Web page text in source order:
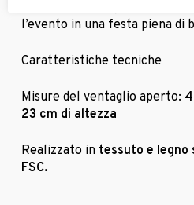
l’evento in una festa piena
Caratteristiche tecniche
Misure del ventaglio aperto:
23 cm di altezza
Realizzato in tessuto e
FSC.